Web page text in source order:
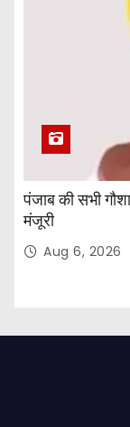
पंजाब की सभी
मंजूरी
Aug 6, 2026